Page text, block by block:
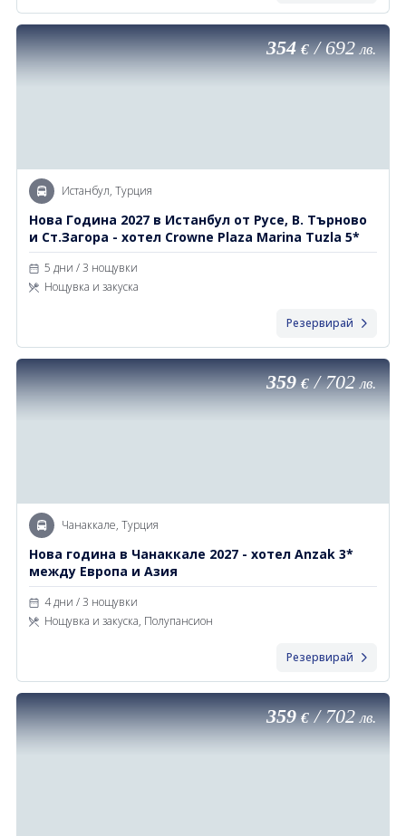
354 €/692 лв.
Истанбул, Турция
Нoва Година 2027 в Истанбул от Русе, В. Търново
и Ст.Загора - хотел Crowne Plaza Marina Tuzla 5*
5 дни / 3 нощувки
Нощувка и закуска
Резервирай
359 €/702 лв.
Чанаккале, Турция
Нова година в Чанаккале 2027 - хотел Anzak 3*
между Европа и Азия
4 дни / 3 нощувки
Нощувка и закуска, Полупансион
Резервирай
359 €/702 лв.